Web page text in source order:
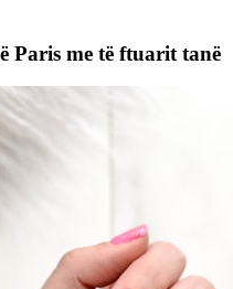
Paris me të ftuarit tanë